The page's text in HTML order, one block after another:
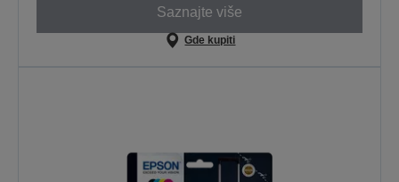
Saznajte više
Gde kupiti